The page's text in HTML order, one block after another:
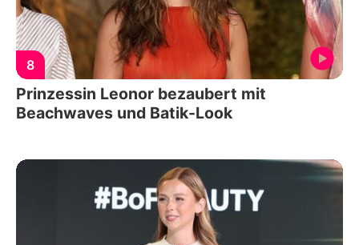
8
Prinzessin Leonor bezaubert mit
Beachwaves und Batik-Look